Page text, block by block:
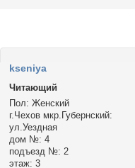
kseniya
Читающий
Пол: Женский
г.Чехов мкр.Губернский:
ул.Уездная
дом №: 4
подъезд №: 2
этаж: 3